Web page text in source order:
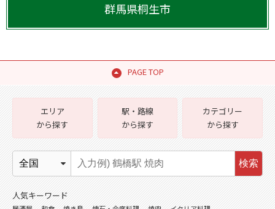
群馬県桐生市
PAGE TOP
エリア
から探す
駅・路線
から探す
カテゴリー
から探す
検索
人気キーワード